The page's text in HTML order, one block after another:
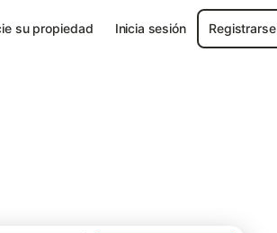
su propiedad Inicia sesión Registrarse